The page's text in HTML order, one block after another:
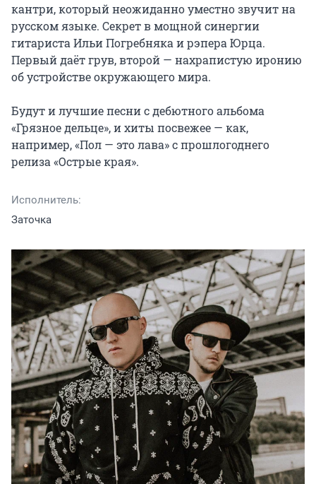
кантри, который неожиданно уместно звучит на
русском языке. Секрет в мощной синергии
гитариста Ильи Погребняка и рэпера Юрца.
Первый даёт грув, второй — нахрапистую иронию
об устройстве окружающего мира.
Будут и лучшие песни с дебютного альбома
«Грязное дельце», и хиты посвежее — как,
например, «Пол — это лава» с прошлогоднего
релиза «Острые края».
Исполнитель:
Заточка